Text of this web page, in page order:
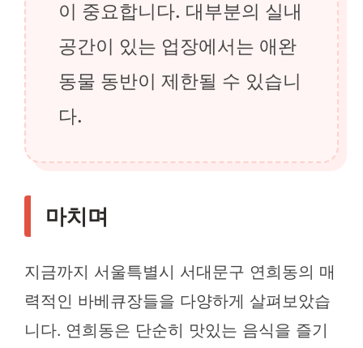
이 중요합니다. 대부분의 실내
공간이 있는 업장에서는 애완
동물 동반이 제한될 수 있습니
다.
마치며
지금까지 서울특별시 서대문구 연희동의 매
력적인 바베큐장들을 다양하게 살펴보았습
니다. 연희동은 단순히 맛있는 음식을 즐기